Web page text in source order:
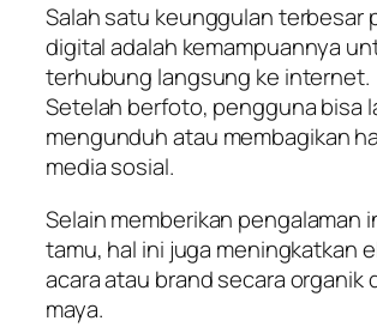
Salah satu keunggulan terbesar
digital adalah kemampuannya
terhubung langsung ke internet.
Setelah berfoto, pengguna bisa
mengunduh atau membagikan
media sosial.
Selain memberikan pengalaman
tamu, hal ini juga meningkatkan
acara atau brand secara organik
maya.